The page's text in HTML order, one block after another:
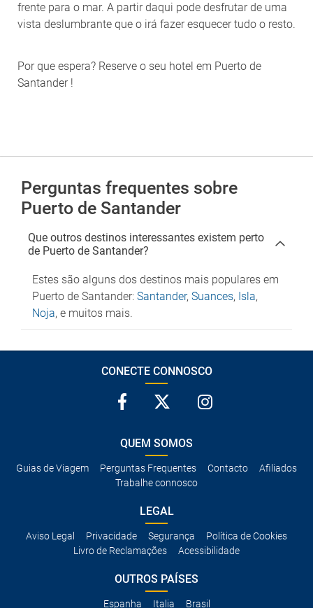
frente para o mar. A partir daqui pode desfrutar de uma
vista deslumbrante que o irá fazer esquecer tudo o resto.
Por que espera? Reserve o seu hotel em Puerto de
Santander !
Perguntas frequentes sobre
Puerto de Santander
Que outros destinos interessantes existem perto
de Puerto de Santander?
Estes são alguns dos destinos mais populares em
Puerto de Santander: Santander, Suances, Isla,
Noja, e muitos mais.
CONECTE CONNOSCO
QUEM SOMOS
Guias de Viagem Perguntas Frequentes Contacto
Afiliados
Trabalhe connosco
LEGAL
Aviso Legal Privacidade Segurança
Política de Cookies
Livro de Reclamações
Acessibilidade
OUTROS PAÍSES
Espanha Italia Brasil